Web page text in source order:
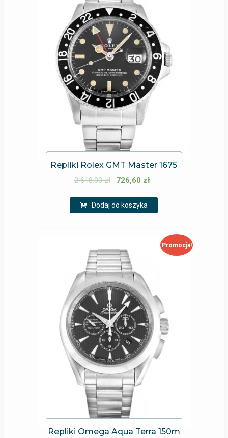
Repliki Rolex GMT Master 1675
2 618,30zł 726,60 zł
Dodaj do koszyka
Promocja!
Repliki Omega Aqua Terra 150m